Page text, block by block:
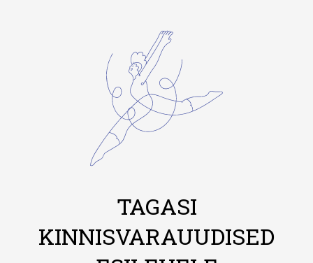
TAGASI
KINNISVARAUUDISED